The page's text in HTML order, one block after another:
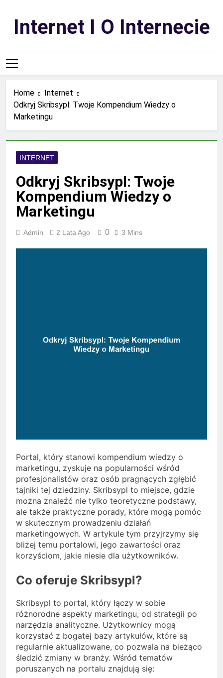
contentInternet I O Internecie
Home
Internet
Odkryj Skribsypl: Twoje Kompendium Wiedzy o
Marketingu
INTERNET
Odkryj Skribsypl: Twoje
Kompendium Wiedzy o
Marketingu
Admin 2 Lata Ago 0 3 Mins
Portal, który stanowi kompendium wiedzy o
marketingu, zyskuje na popularności wśród
profesjonalistów oraz osób pragnących zgłębić
tajniki tej dziedziny. Skribsypl to miejsce, gdzie
można znaleźć nie tylko teoretyczne podstawy,
ale także praktyczne porady, które mogą pomóc
w skutecznym prowadzeniu działań
marketingowych. W artykule tym przyjrzymy się
bliżej temu portalowi, jego zawartości oraz
korzyściom, jakie niesie dla użytkowników.
Co oferuje Skribsypl?
Skribsypl to portal, który łączy w sobie
różnorodne aspekty marketingu, od strategii po
narzędzia analityczne. Użytkownicy mogą
korzystać z bogatej bazy artykułów, które są
regularnie aktualizowane, co pozwala na bieżąco
śledzić zmiany w branży. Wśród tematów
poruszanych na portalu znajdują się: